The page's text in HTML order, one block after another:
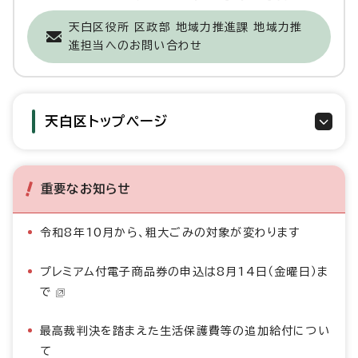
天白区役所 区政部 地域力推進課 地域力推
進担当へのお問い合わせ
天白区トップページ
重要なお知らせ
令和8年10月から、粗大ごみの対象が変わります
プレミアム付電子商品券の申込は8月14日（金曜日）ま
で
最高裁判決を踏まえた生活保護費等の追加給付につい
て